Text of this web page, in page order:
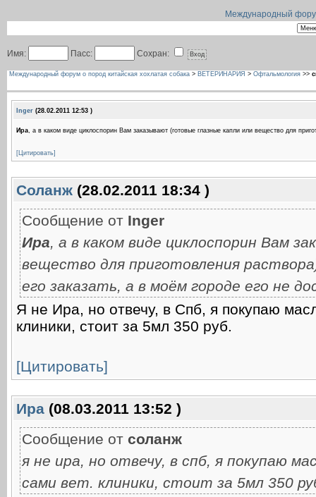
Международный
Имя: Пасс: Сохран:
Международный форум о пород китайская хохлатая собака > ВЕТЕРИНАРИЯ > Офтальмология >>
Inger (28.02.2011 12:53 )
Ира, а в каком виде циклоспорин Вам заказывают (готовые глазные капли или вещество для
[Цитировать]
Соланж (28.02.2011 18:34 )
Сообщение от Inger
Ира, а в каком виде циклоспорин Вам
вещество для приготовления
его заказать, а в моём городе его не
Я не Ира, но отвечу, в Спб, я покупаю
клиники, стоит за 5мл 350 руб.
[Цитировать]
Ира (08.03.2011 13:52 )
Сообщение от соланж
я не ира, но отвечу, в спб, я покупаю
сами вет. клиники, стоит за 5мл 350